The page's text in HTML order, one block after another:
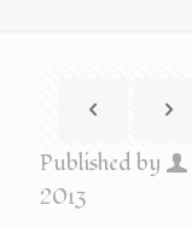
Published by
2013